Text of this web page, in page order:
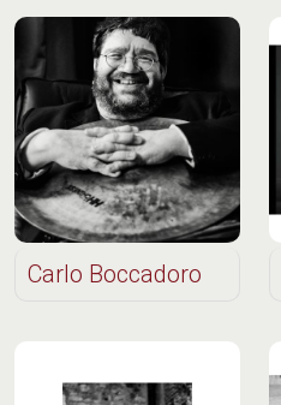
Carlo Boccadoro